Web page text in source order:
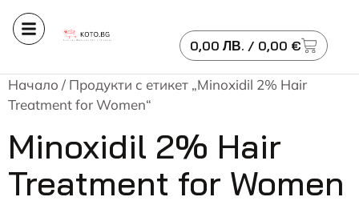
0,00 ЛВ. / 0,00 €
Начало / Продукти с етикет „Minoxidil 2% Hair
Treatment for Women“
Minoxidil 2% Hair
Treatment for Women